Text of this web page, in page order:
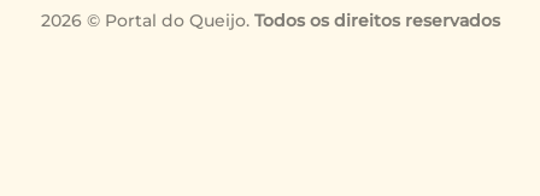
2026 © Portal do Queijo. Todos os direitos reservados